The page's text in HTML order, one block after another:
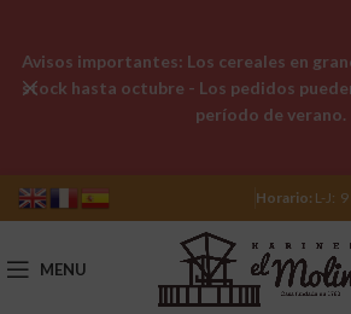
Horario: L-J:
MENU
Avisos importantes: Los cereales en
stock hasta octubre - Los pedidos
período de verano.